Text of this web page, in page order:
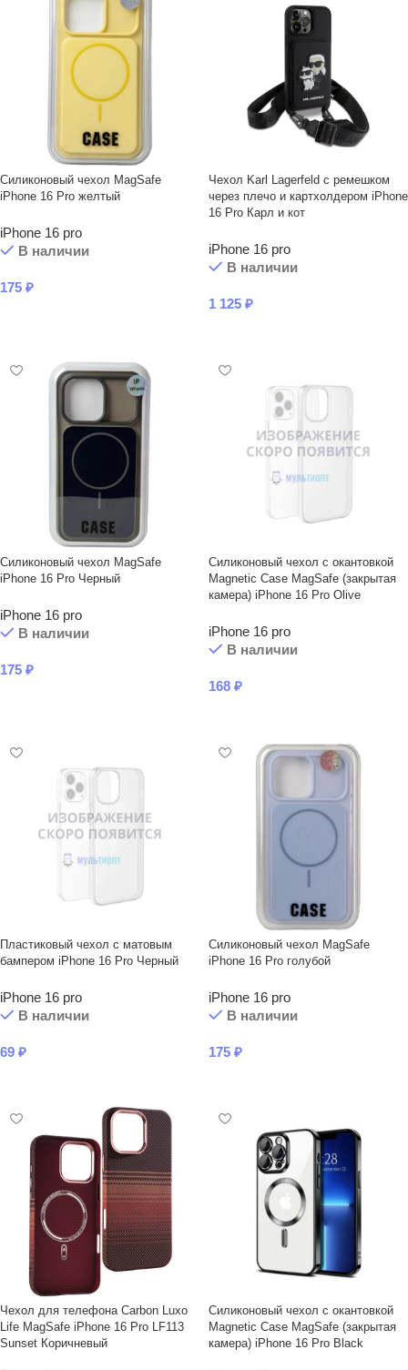
Силиконовый чехол MagSafe
iPhone 16 Pro желтый
iPhone 16 pro
В наличии
175 ₽
Чехол Karl Lagerfeld с ремешком
через плечо и картхолдером iPhone
16 Pro Карл и кот
iPhone 16 pro
В наличии
1 125 ₽
Силиконовый чехол MagSafe
iPhone 16 Pro Черный
iPhone 16 pro
В наличии
175 ₽
Силиконовый чехол с окантовкой
Magnetic Case MagSafe (закрытая
камера) iPhone 16 Pro Olive
iPhone 16 pro
В наличии
168 ₽
Пластиковый чехол с матовым
бампером iPhone 16 Pro Черный
iPhone 16 pro
В наличии
69 ₽
Силиконовый чехол MagSafe
iPhone 16 Pro голубой
iPhone 16 pro
В наличии
175 ₽
Чехол для телефона Carbon Luxo
Life MagSafe iPhone 16 Pro LF113
Sunset Коричневый
Силиконовый чехол с окантовкой
Magnetic Case MagSafe (закрытая
камера) iPhone 16 Pro Black